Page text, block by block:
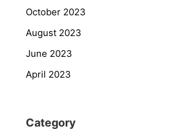
October 2023
August 2023
June 2023
April 2023
Category